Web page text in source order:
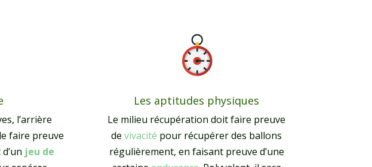
l’arrière
faire preuve
jeu de
Les aptitudes physiques
Le milieu récupération doit faire preuve
devivacité pour récupérer des ballons
régulièrement, en faisant preuve d’une